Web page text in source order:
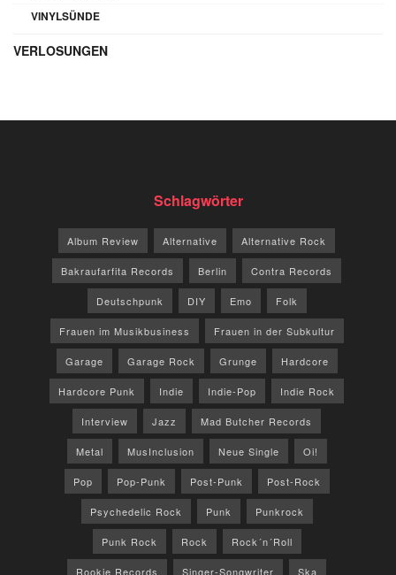
VINYLSÜNDE
VERLOSUNGEN
Schlagwörter
Album Review Alternative Alternative Rock
Bakraufarfita Records Berlin Contra Records
Deutschpunk DIY Emo Folk
Frauen im Musikbusiness Frauen in der Subkultur
Garage Garage Rock Grunge Hardcore
Hardcore Punk Indie Indie-Pop Indie Rock
Interview Jazz Mad Butcher Records
Metal MusInclusion Neue Single Oi!
Pop Pop-Punk Post-Punk Post-Rock
Psychedelic Rock Punk Punkrock
Punk Rock Rock Rock´n´Roll
Rookie Records Singer-Songwriter Ska